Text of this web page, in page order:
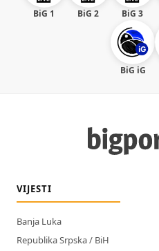
BiG 1 BiG 2 BiG 3
BiG iG
VIJESTI
Banja Luka
Republika Srpska / BiH